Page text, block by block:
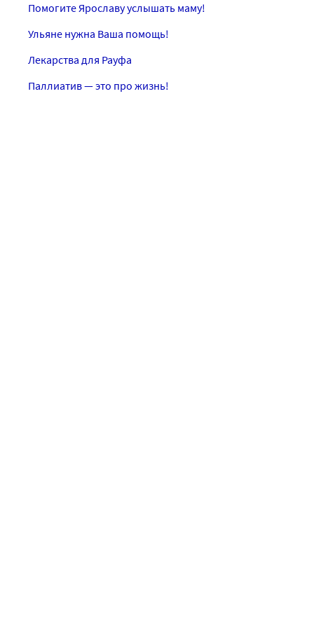
Помогите Ярославу услышать маму!
Ульяне нужна Ваша помощь!
Лекарства для Рауфа
Паллиатив — это про жизнь!